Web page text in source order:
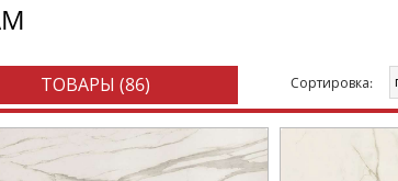
ТОВАРЫ (86) Cортировка: